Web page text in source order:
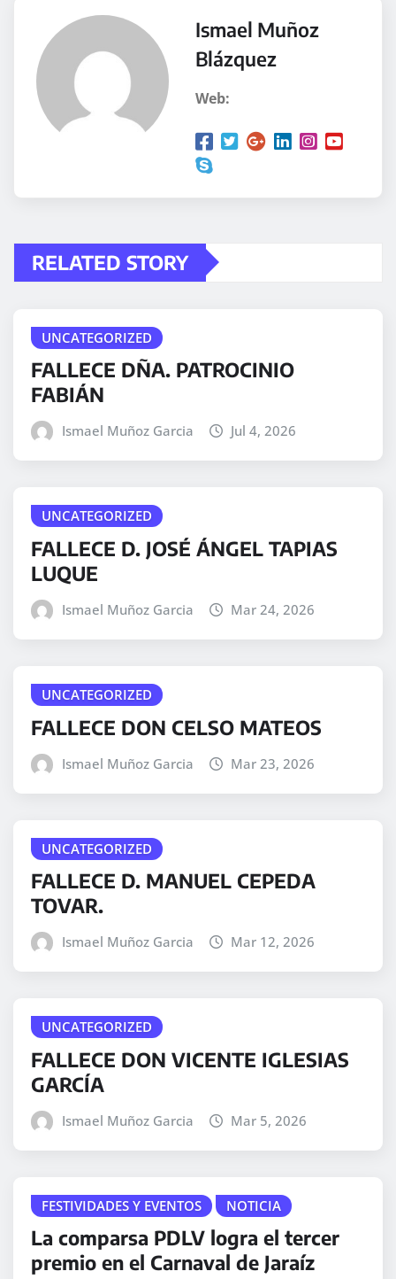
Ismael Muñoz
Blázquez
Web:
RELATED STORY
UNCATEGORIZED
FALLECE DÑA. PATROCINIO
FABIÁN
Ismael Muñoz Garcia Jul 4, 2026
UNCATEGORIZED
FALLECE D. JOSÉ ÁNGEL TAPIAS
LUQUE
Ismael Muñoz Garcia Mar 24, 2026
UNCATEGORIZED
FALLECE DON CELSO MATEOS
Ismael Muñoz Garcia Mar 23, 2026
UNCATEGORIZED
FALLECE D. MANUEL CEPEDA
TOVAR.
Ismael Muñoz Garcia Mar 12, 2026
UNCATEGORIZED
FALLECE DON VICENTE IGLESIAS
GARCÍA
Ismael Muñoz Garcia Mar 5, 2026
FESTIVIDADES Y EVENTOS NOTICIA
La comparsa PDLV logra el tercer
premio en el Carnaval de Jaraíz